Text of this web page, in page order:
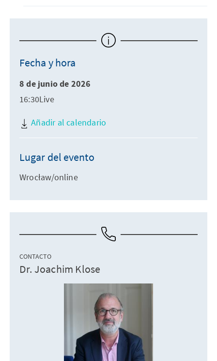
Fecha y hora
8 de junio de 2026
16:30Live
Añadir al calendario
Lugar del evento
Wrocław/online
CONTACTO
Dr. Joachim Klose